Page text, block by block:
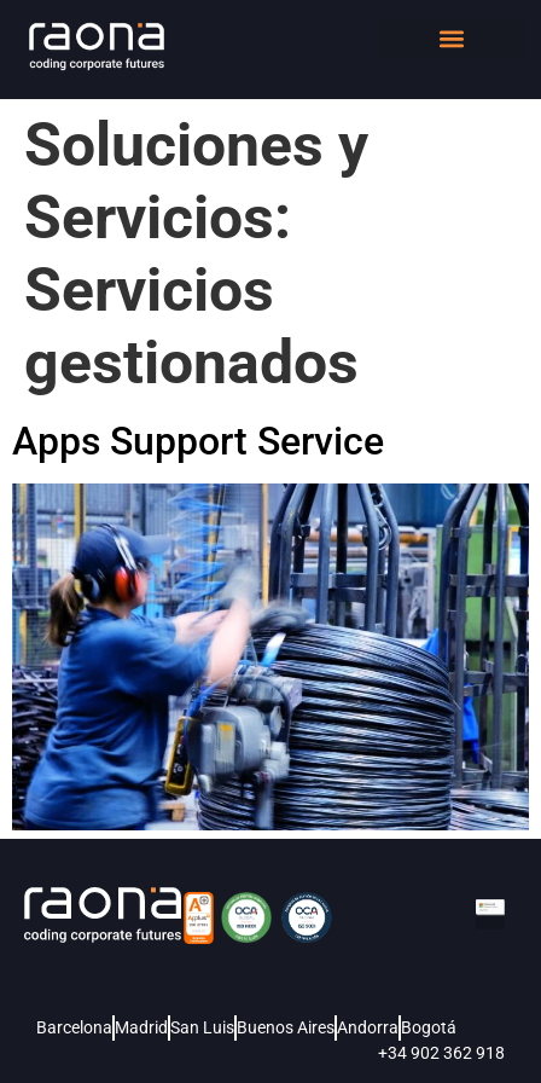
Soluciones y
Servicios:
Servicios
gestionados
Apps Support Service
Barcelona MadridSan LuisBuenos AiresAndorra Bogotá
+34 902 362 918